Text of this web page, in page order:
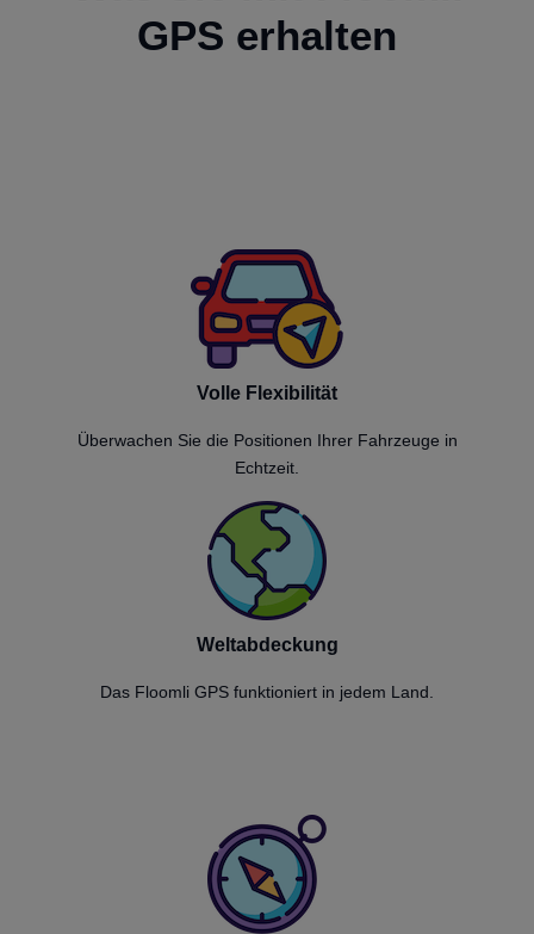
GPS erhalten
Volle Flexibilität
Überwachen Sie die Positionen Ihrer Fahrzeuge in
Echtzeit.
Weltabdeckung
Das Floomli GPS funktioniert in jedem Land.